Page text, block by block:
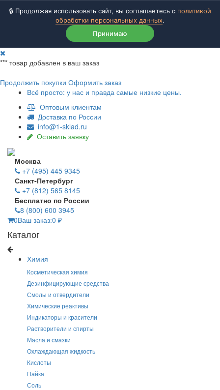
🔒 Продолжая использовать сайт, вы соглашаетесь с политикой
обработки персональных данных.
Принимаю
*** товар добавлен в ваш заказ
Продолжить покупки Оформить заказ
Всё просто: у нас и правда самые низкие цены.
Оптовым клиентам
Доставка по России
info@1-sklad.ru
Оставить заявку
Москва
+7 (495) 445 9345
Санкт-Петербург
+7 (812) 565 8145
Бесплатно по России
8 (800) 600 3945
0Ваш заказ:0 ₽
Каталог
Химия
Косметическая химия
Дезинфицирующие средства
Смолы и отвердители
Химические реактивы
Индикаторы и красители
Растворители и спирты
Масла и смазки
Охлаждающая жидкость
Кислоты
Пайка
Соль